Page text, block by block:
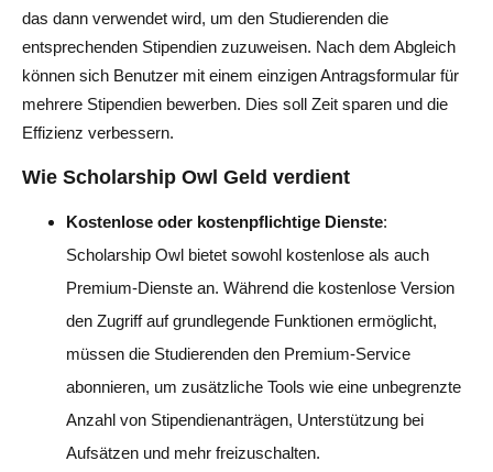
das dann verwendet wird, um den Studierenden die
entsprechenden Stipendien zuzuweisen. Nach dem Abgleich
können sich Benutzer mit einem einzigen Antragsformular für
mehrere Stipendien bewerben. Dies soll Zeit sparen und die
Effizienz verbessern.
Wie Scholarship Owl Geld verdient
Kostenlose oder kostenpflichtige Dienste:
Scholarship Owl bietet sowohl kostenlose als auch
Premium-Dienste an. Während die kostenlose Version
den Zugriff auf grundlegende Funktionen ermöglicht,
müssen die Studierenden den Premium-Service
abonnieren, um zusätzliche Tools wie eine unbegrenzte
Anzahl von Stipendienanträgen, Unterstützung bei
Aufsätzen und mehr freizuschalten.